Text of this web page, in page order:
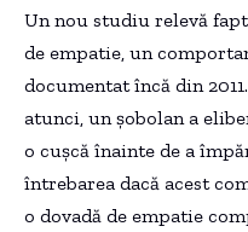
Un nou studiu relevă
de empatie, un
documentat încă din
atunci, un șobolan a
o cușcă înainte de a
întrebarea dacă acest
o dovadă de empatie